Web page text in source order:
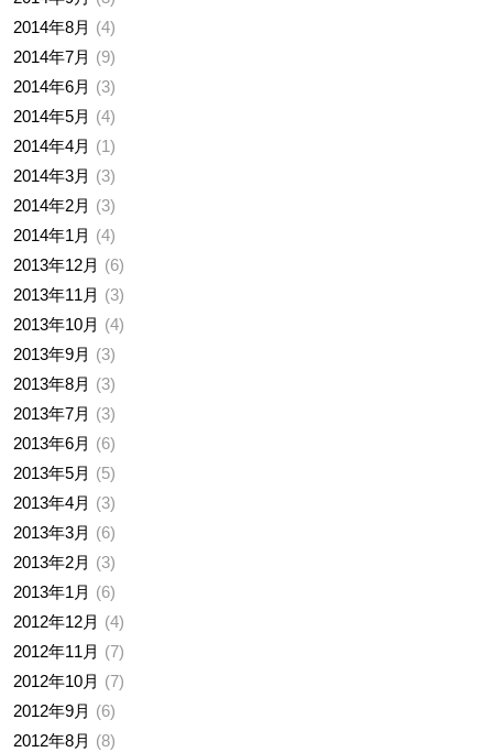
2014年8月
4
2014年7月
9
2014年6月
3
2014年5月
4
2014年4月
1
2014年3月
3
2014年2月
3
2014年1月
4
2013年12月
6
2013年11月
3
2013年10月
4
2013年9月
3
2013年8月
3
2013年7月
3
2013年6月
6
2013年5月
5
2013年4月
3
2013年3月
6
2013年2月
3
2013年1月
6
2012年12月
4
2012年11月
7
2012年10月
7
2012年9月
6
2012年8月
8